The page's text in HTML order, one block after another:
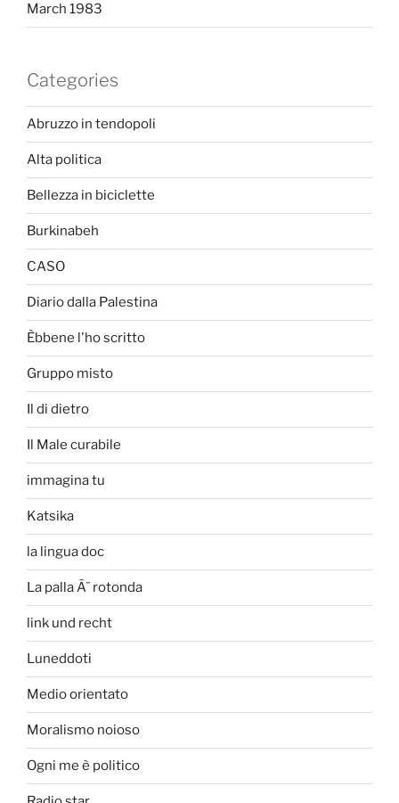
March 1983
Categories
Abruzzo in tendopoli
Alta politica
Bellezza in biciclette
Burkinabeh
CASO
Diario dalla Palestina
Èbbene l'ho scritto
Gruppo misto
Il di dietro
Il Male curabile
immagina tu
Katsika
la lingua doc
La palla Ã¨ rotonda
link und recht
Luneddoti
Medio orientato
Moralismo noioso
Ogni me è politico